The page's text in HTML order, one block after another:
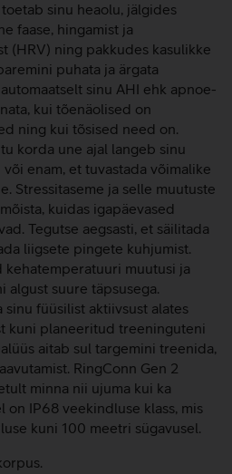
sinu heaolu, jälgides
faase, hingamist ja
(HRV) ning pakkudes kasulikke
puhata ja ärgata
sinu AHI ehk apnoe-
kui tõenäolised on
ning kui tõsised need on.
korda une ajal langeb sinu
enam, et tuvastada võimalike
Stressitaseme ja selle muutuste
kuidas igapäevased
Tegutse aegsasti, et säilitada
liigsete pingete kuhjumist.
kehatemperatuuri muutusi ja
algust suure täpsusega.
sinu füüsilist aktiivsust alates
kuni planeeritud treeninguteni
aitab sul targemini treenida,
RingConn Gen 2
minna nii ujuma kui ka
on IP68 veekindluse klass, mis
kuni 100 meetri sügavusel.